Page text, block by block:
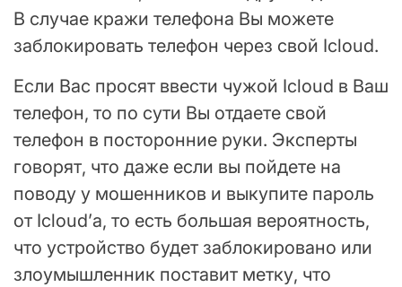
В случае кражи телефона Вы можете
заблокировать телефон через свой Icloud.
Если Вас просят ввести чужой Icloud в Ваш
телефон, то по сути Вы отдаете свой
телефон в посторонние руки. Эксперты
говорят, что даже если вы пойдете на
поводу у мошенников и выкупите пароль
от Icloud’а, то есть большая вероятность,
что устройство будет заблокировано или
злоумышленник поставит метку, что